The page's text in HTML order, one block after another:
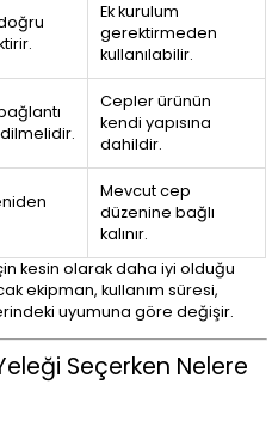
Ek kurulum
gerektirmeden
kullanılabilir.
Cepler ürünün
kendi yapısına
dahildir.
Mevcut cep
düzenine bağlı
kalınır.
kesin olarak daha iyi olduğu
ekipman, kullanım süresi,
uyumuna göre değişir.
Seçerken Nelere